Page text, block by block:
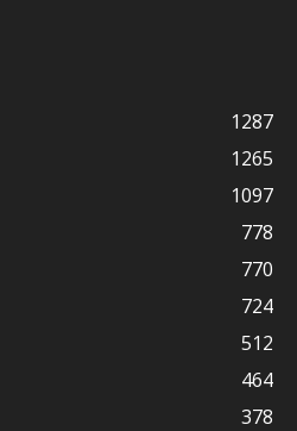
1287
1265
1097
778
770
724
512
464
378